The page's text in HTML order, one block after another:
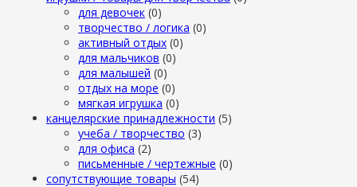
для девочек (0)
творчество / логика (0)
активный отдых (0)
для мальчиков (0)
для малышей (0)
отдых на море (0)
мягкая игрушка (0)
канцелярские принадлежности (5)
учеба / творчество (3)
для офиса (2)
письменные / чертежные (0)
сопутствующие товары (54)